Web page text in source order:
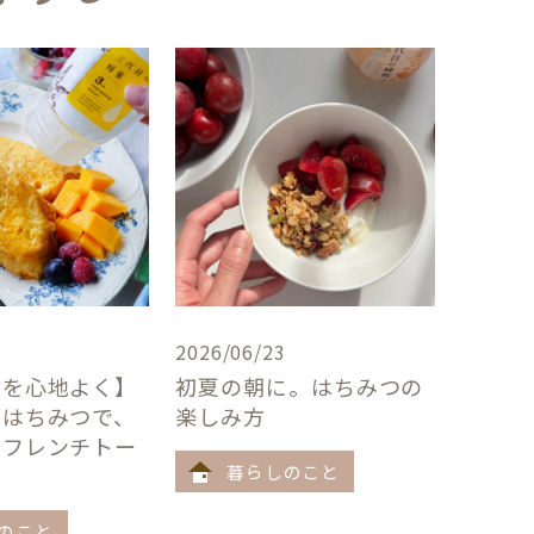
心地よく】
ちみつで、
レンチトー
2026/06/23
初夏の朝に。はちみつの
楽しみ方
暮らしのこと